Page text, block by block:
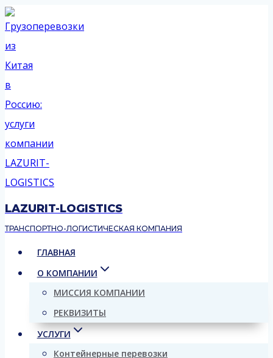
Перейти
к
содержимому
LAZURIT-LOGISTICS
ТРАНСПОРТНО-ЛОГИСТИЧЕСКАЯ КОМПАНИЯ
ГЛАВНАЯ
О КОМПАНИИ
МИССИЯ КОМПАНИИ
РЕКВИЗИТЫ
УСЛУГИ
Контейнерные перевозки